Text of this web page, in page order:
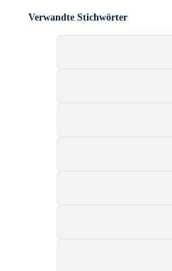
Verwandte Stichwörter